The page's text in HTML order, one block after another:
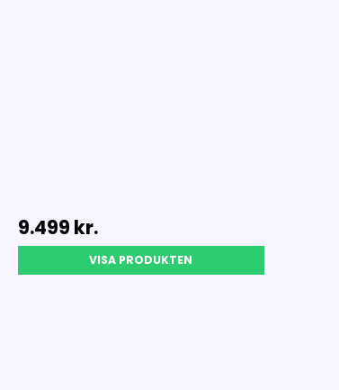
9.499 kr.
VISA PRODUKTEN